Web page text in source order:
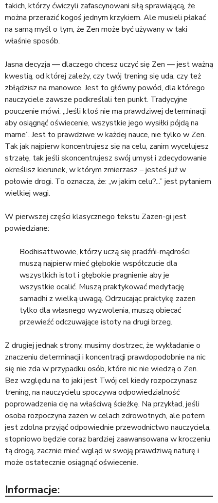
takich, którzy ćwiczyli zafascynowani siłą sprawiającą, że
można przerazić kogoś jednym krzykiem. Ale musieli płakać
na samą myśl o tym, że Zen może być używany w taki
właśnie sposób.
Jasna decyzja — dlaczego chcesz uczyć się Zen — jest ważną
kwestią, od której zależy, czy twój trening się uda, czy też
zbłądzisz na manowce. Jest to główny powód, dla którego
nauczyciele zawsze podkreślali ten punkt. Tradycyjne
pouczenie mówi: „Jeśli ktoś nie ma prawdziwej determinacji
aby osiągnąć oświecenie, wszystkie jego wysiłki pójdą na
marne”. Jest to prawdziwe w każdej nauce, nie tylko w Zen.
Tak jak najpierw koncentrujesz się na celu, zanim wycelujesz
strzałę, tak jeśli skoncentrujesz swój umysł i zdecydowanie
określisz kierunek, w którym zmierzasz – jesteś już w
połowie drogi. To oznacza, że: „w jakim celu?...” jest pytaniem
wielkiej wagi.
W pierwszej części klasycznego tekstu Zazen-gi jest
powiedziane:
Bodhisattwowie, którzy uczą się pradźńi-mądrości
muszą najpierw mieć głębokie współczucie dla
wszystkich istot i głębokie pragnienie aby je
wszystkie ocalić. Muszą praktykować medytację
samadhi z wielką uwagą. Odrzucając praktykę zazen
tylko dla własnego wyzwolenia, muszą obiecać
przewieźć odczuwające istoty na drugi brzeg.
Z drugiej jednak strony, musimy dostrzec, że wykładanie o
znaczeniu determinacji i koncentracji prawdopodobnie na nic
się nie zda w przypadku osób, które nic nie wiedzą o Zen.
Bez względu na to jaki jest Twój cel kiedy rozpoczynasz
trening, na nauczycielu spoczywa odpowiedzialność
poprowadzenia cię na właściwą ścieżkę. Na przykład, jeśli
osoba rozpoczyna zazen w celach zdrowotnych, ale potem
jest zdolna przyjąć odpowiednie przewodnictwo nauczyciela,
stopniowo będzie coraz bardziej zaawansowana w kroczeniu
tą drogą, zacznie mieć wgląd w swoją prawdziwą naturę i
może ostatecznie osiągnąć oświecenie.
Informacje: